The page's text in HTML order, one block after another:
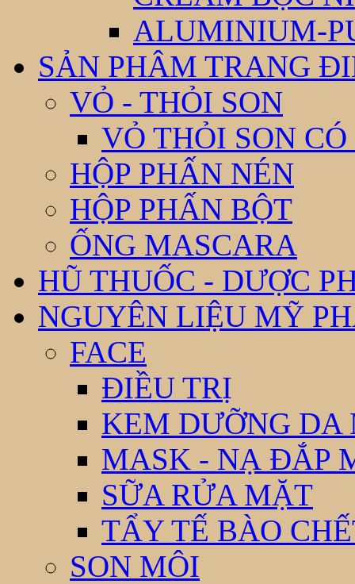
ALUMINIUM-
SẢN PHÂM TRANG
VỎ - THỎI SON
VỎ THỎI SON
HỘP PHẤN NÉN
HỘP PHẤN BỘT
ỐNG MASCARA
HŨ THUỐC - DƯỢC
NGUYÊN LIỆU MỸ
FACE
ĐIỀU TRỊ
KEM DƯỠNG DA
MASK - NẠ ĐẮP
SỮA RỬA MẶT
TẨY TẾ BÀO
SON MÔI